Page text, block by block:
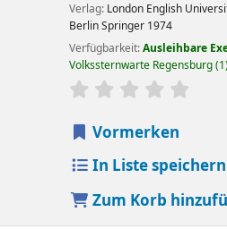
Verlag: London English
BerlinSpringer 1974
Verfügbarkeit:Ausleihbare
Volkssternwarte Regensburg
Sternchenbewertung
Vormerken
In Liste speichern
Zum Korb